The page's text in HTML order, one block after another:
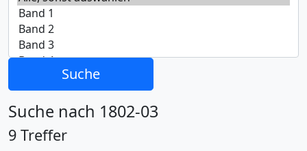
Suche
Suche nach 1802-03
9 Treffer